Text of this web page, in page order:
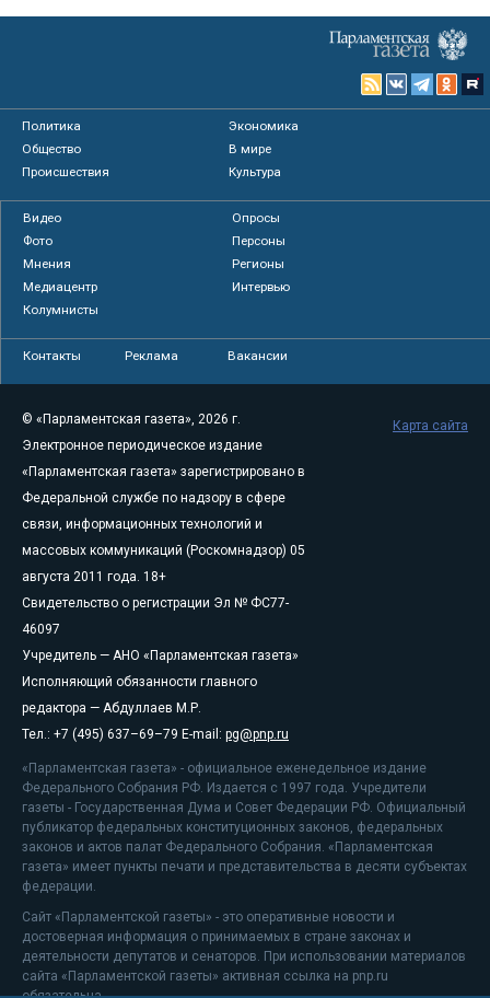
Политика
Экономика
Общество
В мире
Происшествия
Культура
Видео
Опросы
Фото
Персоны
Мнения
Регионы
Медиацентр
Интервью
Колумнисты
Контакты Реклама Вакансии
© «Парламентская газета», 2026 г.
Электронное периодическое издание
«Парламентская газета» зарегистрировано в
Федеральной службе по надзору в сфере
связи, информационных технологий и
массовых коммуникаций (Роскомнадзор) 05
августа 2011 года. 18+
Свидетельство о регистрации Эл № ФС77-
46097
Учредитель — АНО «Парламентская газета»
Исполняющий обязанности главного
редактора — Абдуллаев М.Р.
Тел.: +7 (495) 637–69–79 E-mail: pg@pnp.ru
«Парламентская газета» - официальное еженедельное издание
Федерального Собрания РФ. Издается с 1997 года. Учредители
газеты - Государственная Дума и Совет Федерации РФ. Официальный
публикатор федеральных конституционных законов, федеральных
законов и актов палат Федерального Собрания. «Парламентская
газета» имеет пункты печати и представительства в десяти субъектах
федерации.
Сайт «Парламентской газеты» - это оперативные новости и
достоверная информация о принимаемых в стране законах и
деятельности депутатов и сенаторов. При использовании материалов
сайта «Парламентской газеты» активная ссылка на pnp.ru
Карта сайта